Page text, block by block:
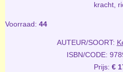
kracht,
Voorraad: 44
AUTEUR/SOORT:
ISBN/CODE:
Prijs: €